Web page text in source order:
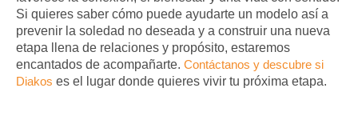
Si quieres saber cómo puede ayudarte un modelo así a
prevenir la soledad no deseada y a construir una nueva
etapa llena de relaciones y propósito, estaremos
encantados de acompañarte. Contáctanos y descubre si
Diakos es el lugar donde quieres vivir tu próxima etapa.